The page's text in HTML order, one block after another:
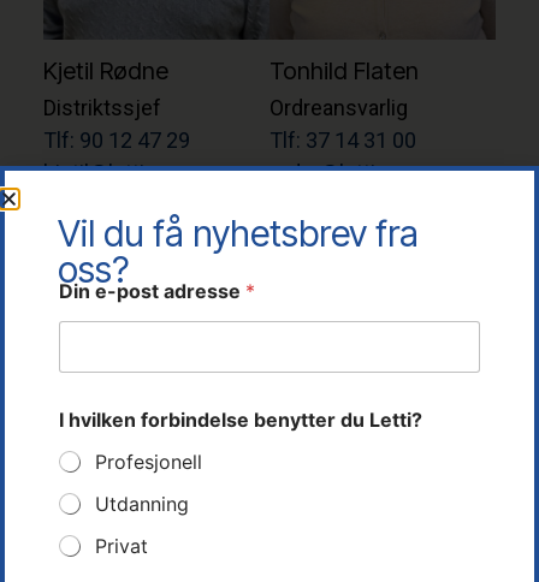
Kjetil Rødne
Distriktssjef
Tlf: 90 12 47 29
kjetil@letti.no
Tonhild Flaten
Ordreansvarlig
Tlf: 37 14 31 00
ordre@letti.no
Rune Dalen
Vil du få nyhetsbrev fra
oss?
D
i
n
Din e-post adresse *
I hvilken forbindelse benytter du Letti?
Profesjonell
Utdanning
Privat